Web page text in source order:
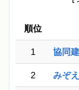
順位
1 協同
2 みぞ